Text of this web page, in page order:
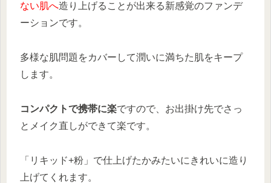
ない肌へ造り上げることが出来る新感覚のファンデ
ーションです。
多様な肌問題をカバーして潤いに満ちた肌をキープ
します。
コンパクトで携帯に楽ですので、お出掛け先でさっ
とメイク直しができて楽です。
「リキッド+粉」で仕上げたかみたいにきれいに造り
上げてくれます。